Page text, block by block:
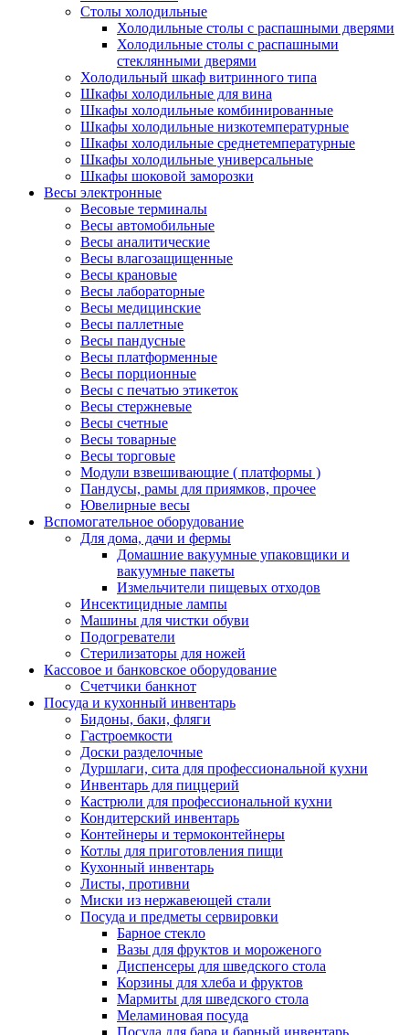
Столы холодильные
Холодильные столы с распашными дверями
Холодильные столы с распашными
стеклянными дверями
Холодильный шкаф витринного типа
Шкафы холодильные для вина
Шкафы холодильные комбинированные
Шкафы холодильные низкотемпературные
Шкафы холодильные среднетемпературные
Шкафы холодильные универсальные
Шкафы шоковой заморозки
Весы электронные
Весовые терминалы
Весы автомобильные
Весы аналитические
Весы влагозащищенные
Весы крановые
Весы лабораторные
Весы медицинские
Весы паллетные
Весы пандусные
Весы платформенные
Весы порционные
Весы с печатью этикеток
Весы стержневые
Весы счетные
Весы товарные
Весы торговые
Модули взвешивающие ( платформы )
Пандусы, рамы для приямков, прочее
Ювелирные весы
Вспомогательное оборудование
Для дома, дачи и фермы
Домашние вакуумные упаковщики и
вакуумные пакеты
Измельчители пищевых отходов
Инсектицидные лампы
Машины для чистки обуви
Подогреватели
Стерилизаторы для ножей
Кассовое и банковское оборудование
Счетчики банкнот
Посуда и кухонный инвентарь
Бидоны, баки, фляги
Гастроемкости
Доски разделочные
Дуршлаги, сита для профессиональной кухни
Инвентарь для пиццерий
Кастрюли для профессиональной кухни
Кондитерский инвентарь
Контейнеры и термоконтейнеры
Котлы для приготовления пищи
Кухонный инвентарь
Листы, противни
Миски из нержавеющей стали
Посуда и предметы сервировки
Барное стекло
Вазы для фруктов и мороженого
Диспенсеры для шведского стола
Корзины для хлеба и фруктов
Мармиты для шведского стола
Меламиновая посуда
Посуда для бара и барный инвентарь